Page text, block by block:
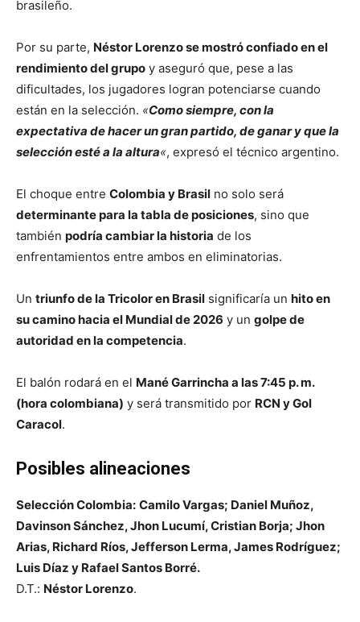
brasileño.
Por su parte, Néstor Lorenzo se mostró confiado en el
rendimiento del grupo y aseguró que, pese a las
dificultades, los jugadores logran potenciarse cuando
están en la selección. «Como siempre, con la
expectativa de hacer un gran partido, de ganar y que la
selección esté a la altura«, expresó el técnico argentino.
El choque entre Colombia y Brasil no solo será
determinante para la tabla de posiciones, sino que
también podría cambiar la historia de los
enfrentamientos entre ambos en eliminatorias.
Un triunfo de la Tricolor en Brasil significaría un hito en
su camino hacia el Mundial de 2026 y un golpe de
autoridad en la competencia.
El balón rodará en el Mané Garrincha a las 7:45 p. m.
(hora colombiana) y será transmitido por RCN y Gol
Caracol.
Posibles alineaciones
Selección Colombia: Camilo Vargas; Daniel Muñoz,
Davinson Sánchez, Jhon Lucumí, Cristian Borja; Jhon
Arias, Richard Ríos, Jefferson Lerma, James Rodríguez;
Luis Díaz y Rafael Santos Borré.
D.T.: Néstor Lorenzo.